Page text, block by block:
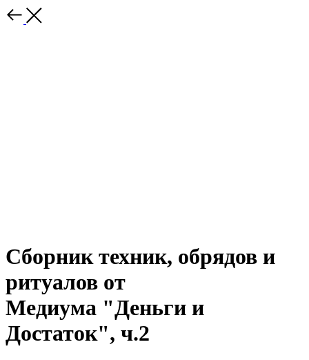
Сборник техник, обрядов и
ритуалов от
Медиума "Деньги и
Достаток", ч.2